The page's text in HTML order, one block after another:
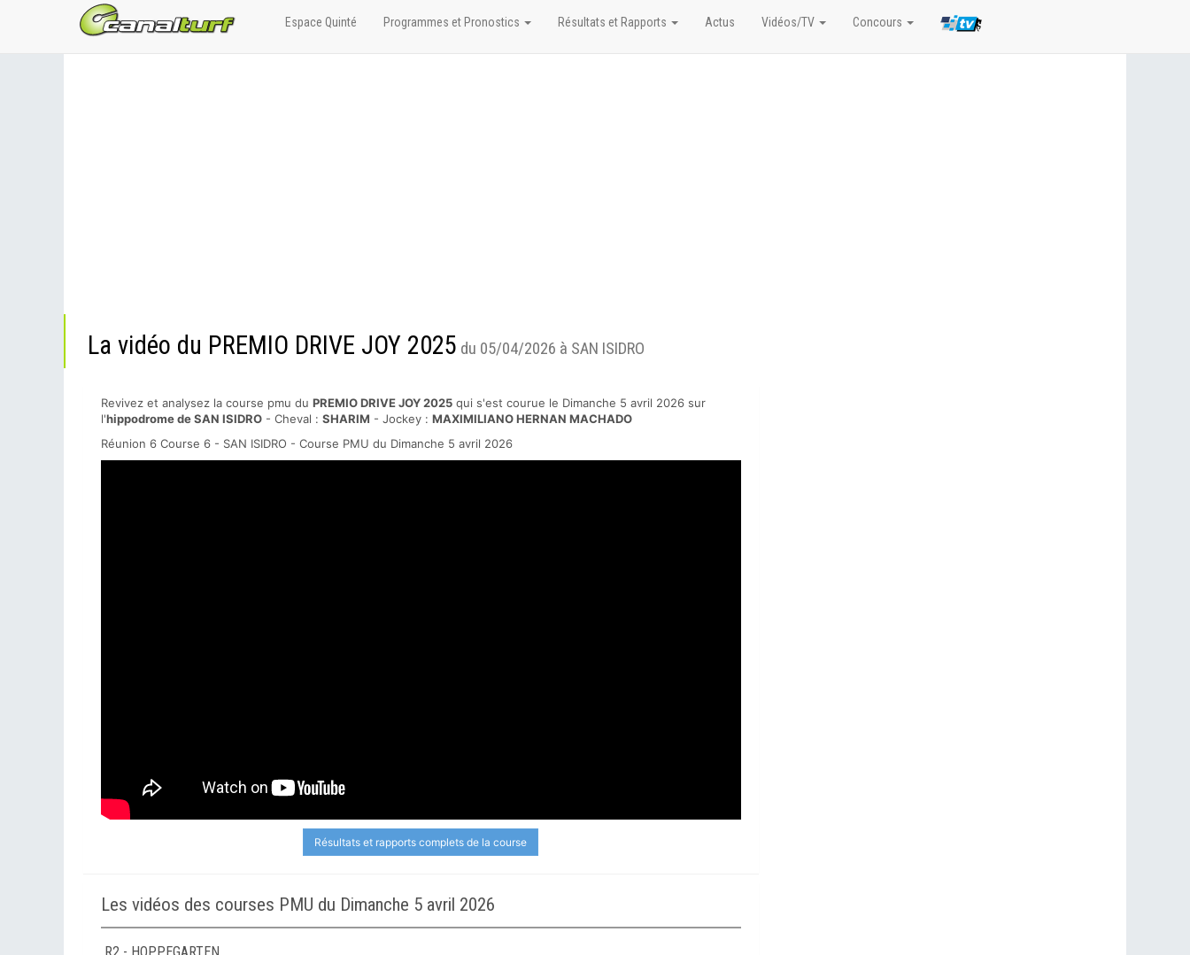
La vidéo du PREMIO DRIVE JOY 2025 du 05/04/2026 à SAN ISIDRO
Revivez et analysez la course pmu du PREMIO DRIVE JOY 2025 qui s'est courue le Dimanche 5 avril 2026 sur
l'hippodrome de SAN ISIDRO - Cheval : SHARIM - Jockey : MAXIMILIANO HERNAN MACHADO
Réunion 6 Course 6 - SAN ISIDRO - Course PMU du Dimanche 5 avril 2026
Résultats et rapports complets de la course
Les vidéos des courses PMU du Dimanche 5 avril 2026
Espace Quinté Programmes et Pronostics Résultats et Rapports Actus Vidéos/TV Concours